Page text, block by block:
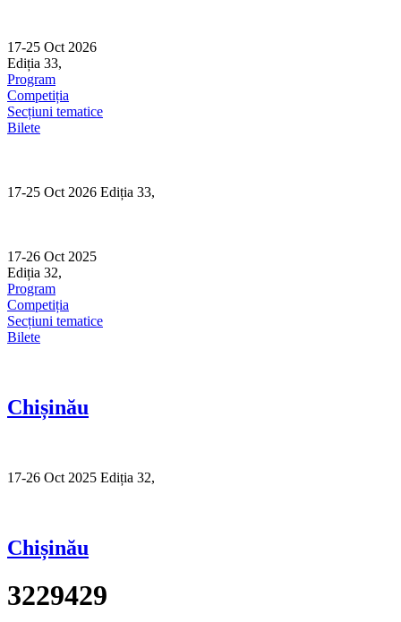
content
17-25 Oct 2026
Ediția 33,
Program
Competiția
Secțiuni tematice
Bilete
17-25 Oct 2026 Ediția 33,
17-26 Oct 2025
Ediția 32,
Program
Competiția
Secțiuni tematice
Bilete
Chișinău
17-26 Oct 2025 Ediția 32,
Chișinău
3229429